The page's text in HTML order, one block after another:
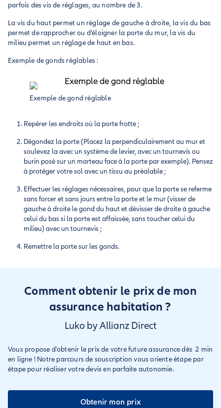
parfois des vis de réglages, au nombre de 3.
La vis du haut permet un réglage de gauche à droite, la vis du bas
permet de rapprocher ou d’éloigner la porte du mur, la vis du
milieu permet un réglage de haut en bas.
Exemple de gonds réglables :
Exemple de gond réglable
Repérer les endroits où la porte frotte ;
Dégondez la porte (Placez la perpendiculairement au mur et
soulevez la avec un système de levier, avec un tournevis ou
burin posé sur un marteau face à la porte par exemple). Pensez
à protéger votre sol avec un tissu au préalable ;
Effectuer les réglages nécessaires, pour que la porte se referme
sans forcer et sans jours entre la porte et le mur (visser de
gauche à droite le gond du haut et dévisser de droite à gauche
celui du bas si la porte est affaissée, sans toucher celui du
milieu) avec un tournevis ;
Remettre la porte sur les gonds.
Comment obtenir le prix de mon
assurance habitation ?
Luko by Allianz Direct
Vous propose d'obtenir le prix de votre future assurance dès 2 min
en ligne ! Notre parcours de souscription vous oriente étape par
étape pour réaliser votre devis en parfaite autonomie.
Obtenir mon prix